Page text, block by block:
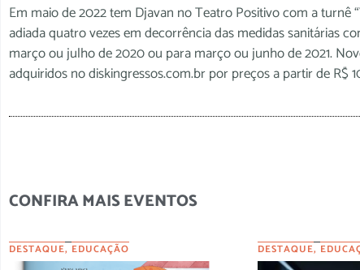
Em maio de 2022 tem Djavan no Teatro Positivo com a turnê
adiada quatro vezes em decorrência das medidas sanitárias
março ou julho de 2020 ou para março ou junho de 2021.
adquiridos no diskingressos.com.br por preços a partir de R$
CONFIRA MAIS EVENTOS
DESTAQUE, EDUCAÇÃO DESTAQUE,